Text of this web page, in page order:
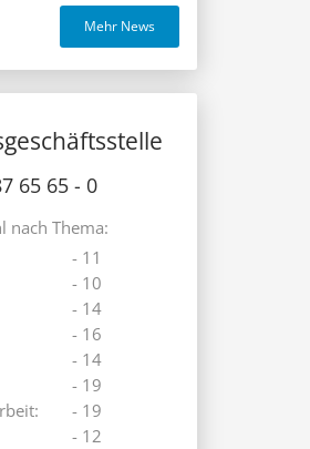
Mehr News
65 65 - 0
nach Thema:
- 11
- 10
- 14
- 16
- 14
- 19
- 19
- 12